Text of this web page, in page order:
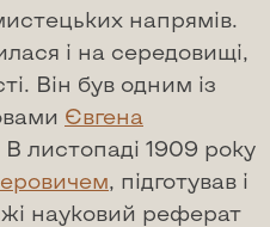
напрямів.
і на середовищі,
Він був одним із
Євгена
листопаді 1909 року
, підготував і
науковий реферат